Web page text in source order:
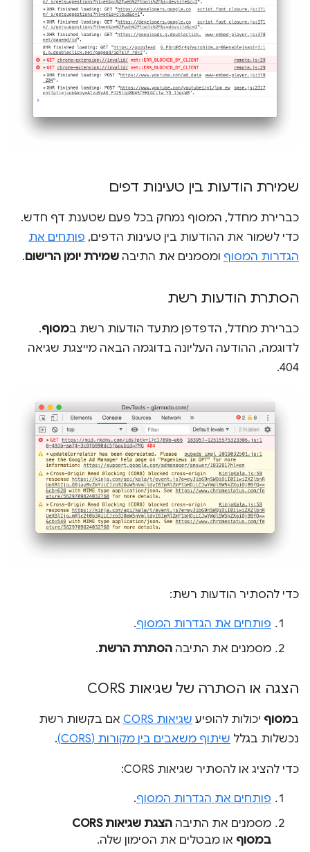
שמירת הודעות בין טעינות דפים
כברירת מחדל, המסוף נמחק בכל פעם שטענת דף חדש.
כדי לשמור את ההודעות בין טעינות הדפים, פותחים את
הגדרות המסוף ומסמנים את התיבה שמירת יומן הרישום.
הסתרת הודעות רשת
כברירת מחדל, הדפדפן מתעד הודעות רשת במסוף.
לדוגמה, ההודעה העליונה בדוגמה הבאה מייצגת שגיאה
404.
כדי להסתיר הודעות רשת:
פותחים את הגדרות המסוף.
מסמנים את התיבה הסתרת הרשת.
הצגה או הסתרה של שגיאות CORS
במסוף יכולות להופיע שגיאות CORS
אם בקשות רשת
נכשלות בגלל שיתוף משאבים בין מקורות (CORS) .
כדי להציג או להסתיר שגיאות CORS:
פותחים את הגדרות המסוף.
מסמנים את התיבה
הצגת שגיאות CORS
במסוף או מבטלים את הסימון שלה.